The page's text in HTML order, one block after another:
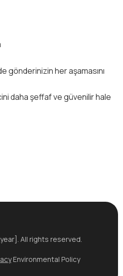
gönderinizin her aşamasını
daha şeffaf ve güvenilir hale
All rights reserved.
Environmental Policy